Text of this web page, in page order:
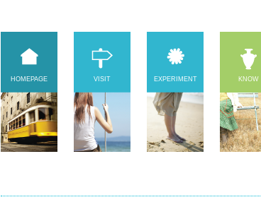
HOMEPAGE VISIT EXPERIMENT KNOW